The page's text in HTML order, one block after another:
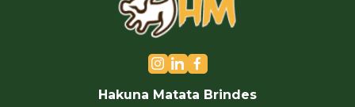
Hakuna Matata Brindes